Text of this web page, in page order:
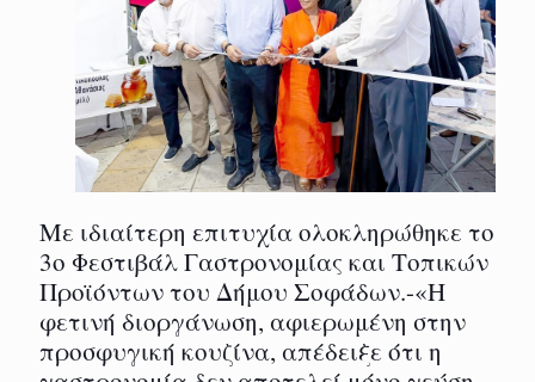
Με ιδιαίτερη επιτυχία ολοκληρώθηκε το
3ο Φεστιβάλ Γαστρονομίας και Τοπικών
Προϊόντων του Δήμου Σοφάδων.-«Η
φετινή διοργάνωση, αφιερωμένη στην
προσφυγική κουζίνα, απέδειξε ότι η